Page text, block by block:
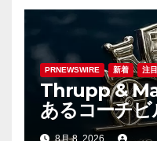
PRNEWSWIRE 新着 注目
Thrupp &
あるコーチ
新時代へ
8月 8, 2026